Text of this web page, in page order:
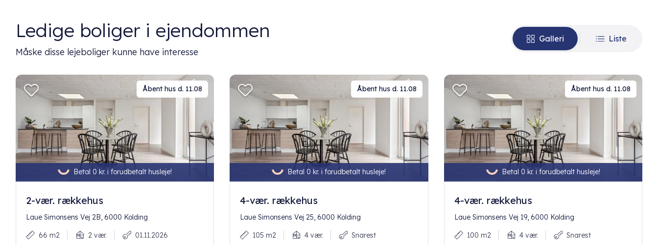
Ledige boliger i ejendommen
Måske disse lejeboliger kunne have interesse
Galleri Liste
Betal 0 kr. i forudbetalt husleje!
Åbent hus d. 11.08
2-vær. rækkehus
Laue Simonsens Vej 2B, 6000 Kolding
66 m2 2 vær. 01.11.2026
Betal 0 kr. i forudbetalt husleje!
Åbent hus d. 11.08
4-vær. rækkehus
Laue Simonsens Vej 25, 6000 Kolding
105 m2 4 vær. Snarest
Betal 0 kr. i forudbetalt husleje!
Åbent hus d. 11.08
4-vær. rækkehus
Laue Simonsens Vej 19, 6000 Kolding
100 m2 4 vær. Snarest